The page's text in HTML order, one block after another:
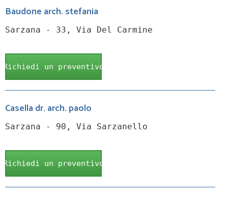
Baudone arch. stefania
Sarzana - 33, Via Del Carmine
Richiedi un preventivo
Casella dr. arch. paolo
Sarzana - 90, Via Sarzanello
Richiedi un preventivo